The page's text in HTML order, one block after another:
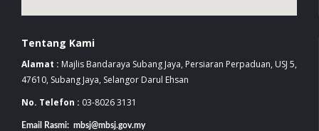
Tentang Kami
Alamat : Majlis Bandaraya Subang Jaya, Persiaran Perpaduan, USJ 5,
47610, Subang Jaya, Selangor Darul Ehsan
No. Telefon : 03-8026 3131
Email Rasmi: mbsj@mbsj.gov.my